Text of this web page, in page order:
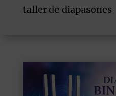
taller de diapasones